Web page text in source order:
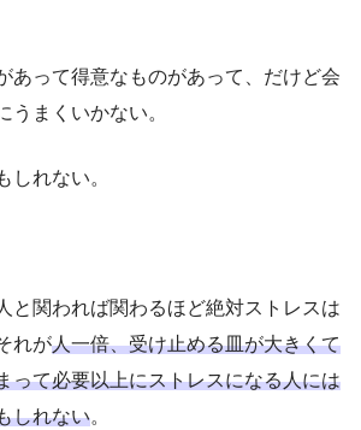
あって得意なものがあって、だけど会
うまくいかない。
しれない。
と関われば関わるほど絶対ストレスは
れが人一倍、受け止める皿が大きくて
って必要以上にストレスになる人には
しれない。